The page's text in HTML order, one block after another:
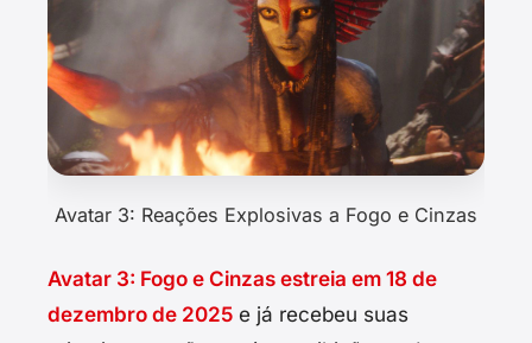
Avatar 3: Reações Explosivas a Fogo e Cinzas
Avatar 3: Fogo e Cinzas estreia em 18 de
dezembro de 2025 e já recebeu suas